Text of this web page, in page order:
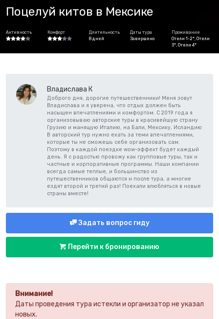
Поцелуй китов в Мексике
Активность Комфорт
Длительность
8 дней
Даты тура
Завершено
Проживание
Отели 1-2*, Отели
3*, Отели 4*
Внимание!
Даты проведения тура истекли и организатор не указал
новых.
Владислава К
Доброго дня, дорогие путешественники! Меня зовут
Владислава и я уверена, что отдых должен быть
насыщен впечатлениями и комфортом. С 2019 года я
организовываю авторские туры в красивейшую страну
Грузию и манящую Италию, на Бали, Мексику, Исландию
В авторский тур нужно ехать за теми впечатлениями,
которые ты не сможешь себе организовать сам.
Поэтому в каждой поездке wow-эффект будет каждый
день. Я с радостью провожу как групповые туры, так и
частные и корпоративные программы. Наши компании
всегда самые теплые, и большинство из
путешественников общаются и после тура, а многие
ездят второй и третий раз! Поехали влюбляться в новые
страны вместе!
Задать вопрос гиду
Перейти к бронированию